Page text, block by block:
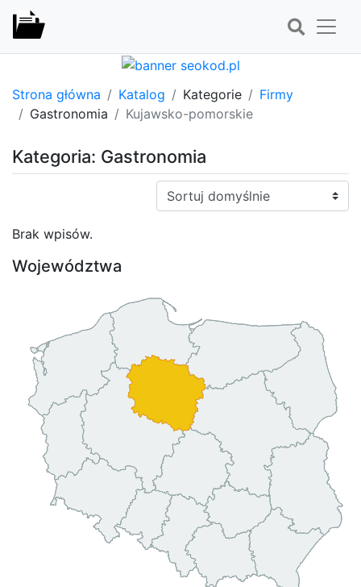
Strona główna Katalog Kategorie
Firmy
Gastronomia
Kujawsko-pomorskie
Kategoria: Gastronomia
Sortuj:
Brak wpisów.
Województwa